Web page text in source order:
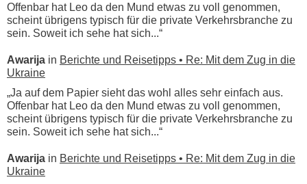
Offenbar hat Leo da den Mund etwas zu voll genommen,
scheint übrigens typisch für die private Verkehrsbranche zu
sein. Soweit ich sehe hat sich...“
Awarija in Berichte und Reisetipps • Re: Mit dem Zug in die
Ukraine
„Ja auf dem Papier sieht das wohl alles sehr einfach aus.
Offenbar hat Leo da den Mund etwas zu voll genommen,
scheint übrigens typisch für die private Verkehrsbranche zu
sein. Soweit ich sehe hat sich...“
Awarija in Berichte und Reisetipps • Re: Mit dem Zug in die
Ukraine